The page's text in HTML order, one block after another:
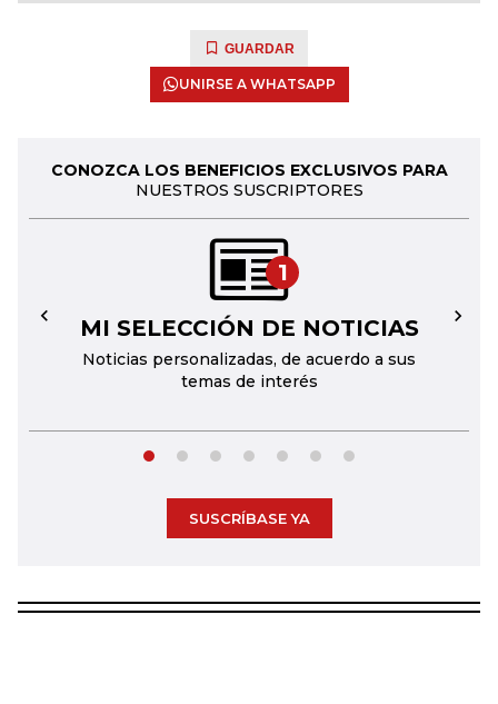
GUARDAR
UNIRSE A WHATSAPP
CONOZCA LOS BENEFICIOS EXCLUSIVOS PARA
NUESTROS SUSCRIPTORES
1
MI SELECCIÓN DE NOTICIAS
Noticias personalizadas, de acuerdo a sus
temas de interés
← →
SUSCRÍBASE YA